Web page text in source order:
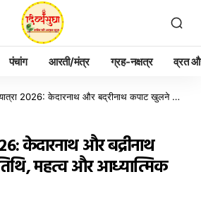
पंचांग आरती/मंत्र ग्रह-नक्षत्र व्रत
2026: केदारनाथ और बद्रीनाथ कपाट खुलने की तिथि, महत्व और आध्यात्मिक रहस्य
केदारनाथ और बद्रीनाथ
महत्व और आध्यात्मिक